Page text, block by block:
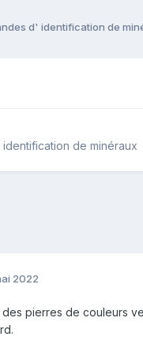
d' identification de
de minéraux
2022
pierres de couleurs